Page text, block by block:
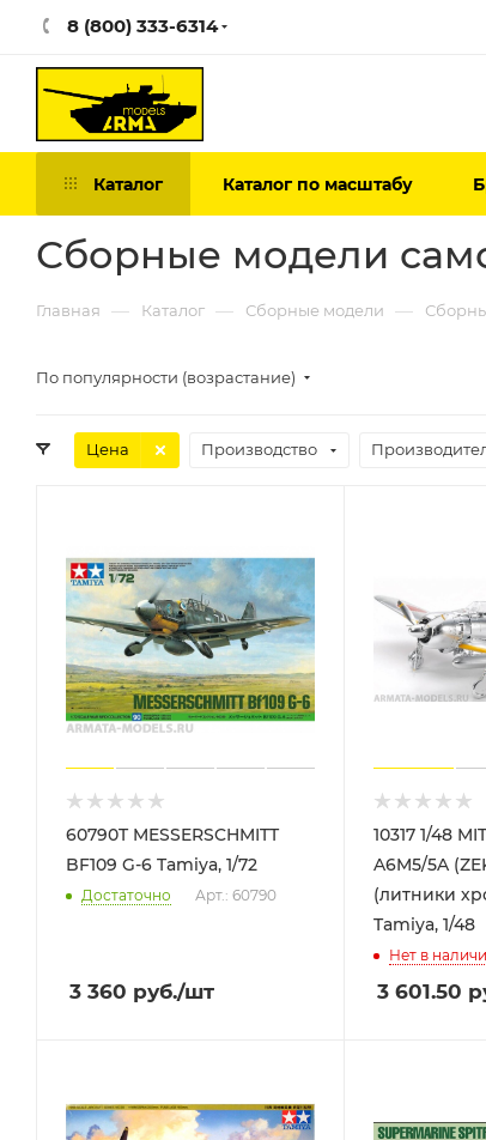
8 (800) 333-6314
Каталог Каталог по масштабу
Сборные модели
Главная — Каталог — Сборные модели —
По популярности (возрастание)
Цена Производство
60790T MESSERSCHMITT
BF109 G-6 Tamiya, 1/72
Достаточно Арт.: 60790
3 360 руб./шт
10317 1/48
A6M5/5A
(литники
Tamiya, 1/48
Нет в
3 601.50